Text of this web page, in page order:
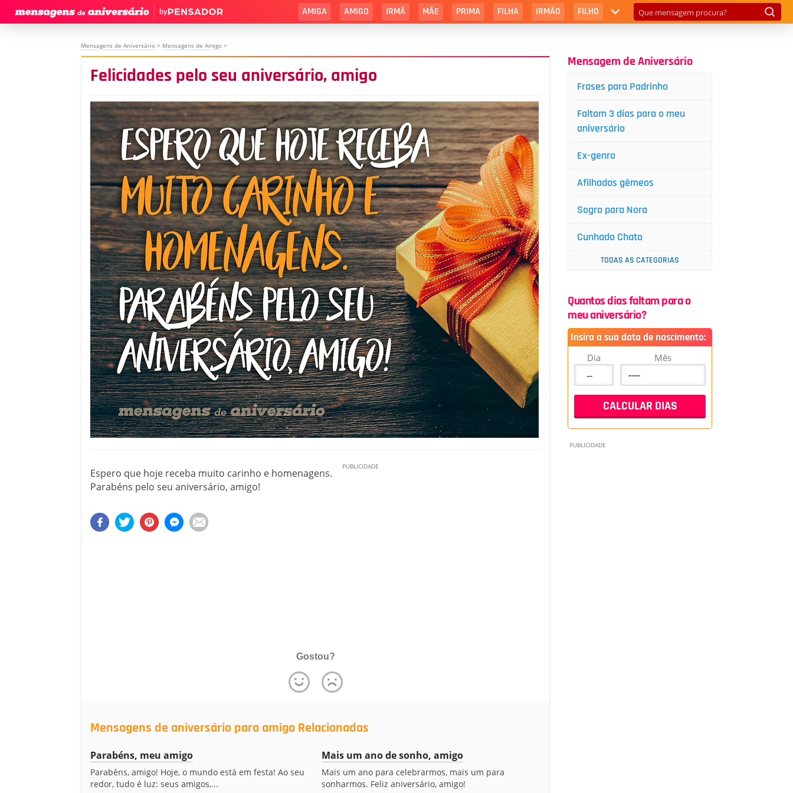
by AMIGA AMIGO IRMÃ MÃE PRIMA FILHA IRMÃO FILHO
Mensagens de Aniversário > Mensagens de Amigo >
Felicidades pelo seu aniversário, amigo
Espero que hoje receba muito carinho e homenagens.
Parabéns pelo seu aniversário, amigo!
Gostou?
Mensagens de aniversário para amigo Relacionadas
Parabéns, meu amigo
Parabéns, amigo! Hoje, o mundo está em festa! Ao seu
redor, tudo é luz: seus amigos,...
Mais um ano de sonho, amigo
Mais um ano para celebrarmos, mais um para
sonharmos. Feliz aniversário, amigo!
Mensagem de Aniversário
Frases para Padrinho
Faltam 3 dias para o meu
aniversário
Ex-genro
Afilhados gêmeos
Sogro para Nora
Cunhado Chato
TODAS AS CATEGORIAS
Quantos dias faltam para o
meu aniversário?
Insira a sua data de nascimento:
Dia Mês